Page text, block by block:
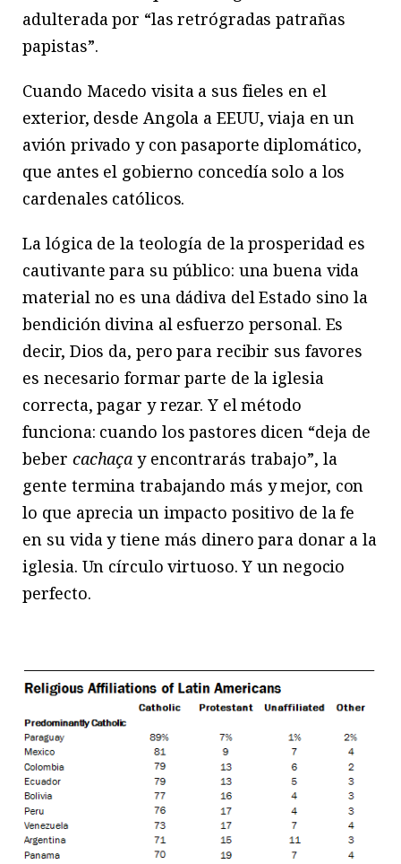
adulterada por “las retrógradas patrañas
papistas”.
Cuando Macedo visita a sus fieles en el
exterior, desde Angola a EEUU, viaja en un
avión privado y con pasaporte diplomático,
que antes el gobierno concedía solo a los
cardenales católicos.
La lógica de la teología de la prosperidad es
cautivante para su público: una buena vida
material no es una dádiva del Estado sino la
bendición divina al esfuerzo personal. Es
decir, Dios da, pero para recibir sus favores
es necesario formar parte de la iglesia
correcta, pagar y rezar. Y el método
funciona: cuando los pastores dicen “deja de
beber cachaça y encontrarás trabajo”, la
gente termina trabajando más y mejor, con
lo que aprecia un impacto positivo de la fe
en su vida y tiene más dinero para donar a la
iglesia. Un círculo virtuoso. Y un negocio
perfecto.